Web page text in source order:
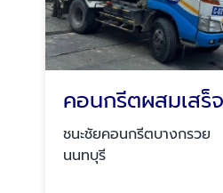
ชนะชัยคอนกรีตบางกรวย
นนทบุรี